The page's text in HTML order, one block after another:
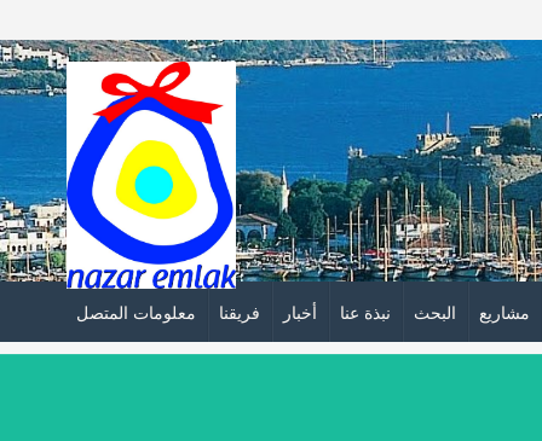
مشاريع البحث نبذة عنا أخبار فريقنا معلومات المتصل